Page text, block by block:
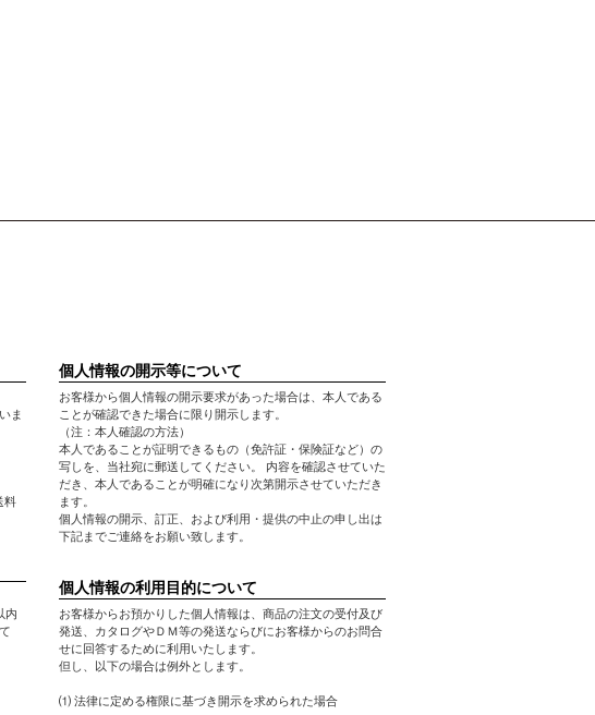
ま
料
内
個人情報の開示等について
お客様から個人情報の開示要求があった場合は、本人である
ことが確認できた場合に限り開示します。
（注：本人確認の方法）
本人であることが証明できるもの（免許証・保険証など）の
写しを、当社宛に郵送してください。 内容を確認させていた
だき、本人であることが明確になり次第開示させていただき
ます。
個人情報の開示、訂正、および利用・提供の中止の申し出は
下記までご連絡をお願い致します。
個人情報の利用目的について
お客様からお預かりした個人情報は、商品の注文の受付及び
発送、カタログやＤＭ等の発送ならびにお客様からのお問合
せに回答するために利用いたします。
但し、以下の場合は例外とします。
⑴ 法律に定める権限に基づき開示を求められた場合